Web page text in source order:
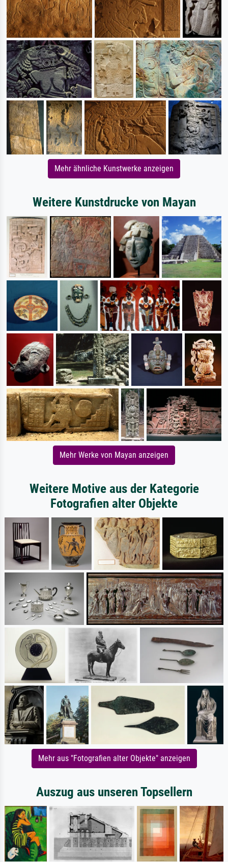
Mehr ähnliche Kunstwerke anzeigen
Weitere Kunstdrucke von Mayan
Mehr Werke von Mayan anzeigen
Weitere Motive aus der Kategorie
Fotografien alter Objekte
Mehr aus "Fotografien alter Objekte" anzeigen
Auszug aus unseren Topsellern